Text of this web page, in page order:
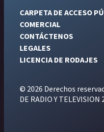
CARPETA DE ACCESO
COMERCIAL
CONTÁCTENOS
LEGALES
LICENCIA DE RODAJES
© 2026 Derechos
DE RADIO Y TELEVISION